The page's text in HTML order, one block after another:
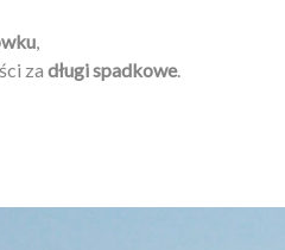
,
zadługi spadkowe.